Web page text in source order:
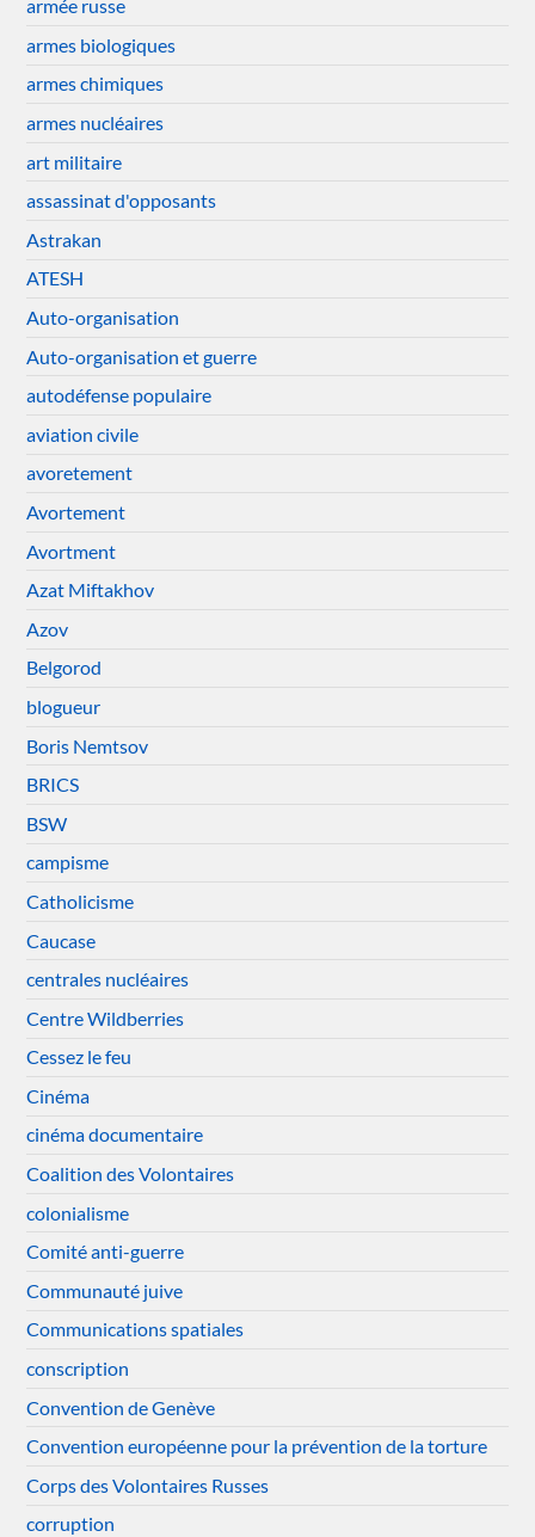
armée russe
armes biologiques
armes chimiques
armes nucléaires
art militaire
assassinat d'opposants
Astrakan
ATESH
Auto-organisation
Auto-organisation et guerre
autodéfense populaire
aviation civile
avoretement
Avortement
Avortment
Azat Miftakhov
Azov
Belgorod
blogueur
Boris Nemtsov
BRICS
BSW
campisme
Catholicisme
Caucase
centrales nucléaires
Centre Wildberries
Cessez le feu
Cinéma
cinéma documentaire
Coalition des Volontaires
colonialisme
Comité anti-guerre
Communauté juive
Communications spatiales
conscription
Convention de Genève
Convention européenne pour la prévention de la torture
Corps des Volontaires Russes
corruption